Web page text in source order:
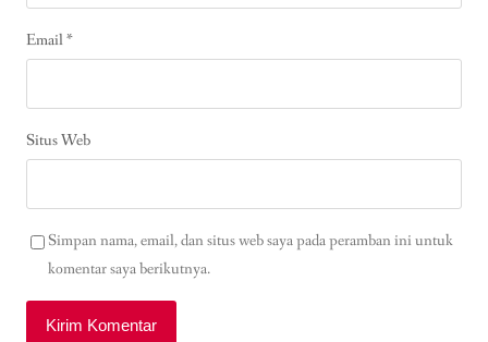
Email*
Situs Web
Simpan nama, email, dan situs web saya pada peramban ini untuk
komentar saya berikutnya.